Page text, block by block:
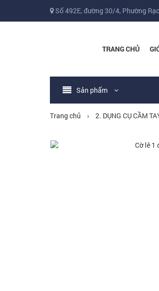
Số 492E, đường 30/4, Phường
TRANG CHỦ
Sản phẩm
Trang chủ › 2. DỤNG CỤ CẦM